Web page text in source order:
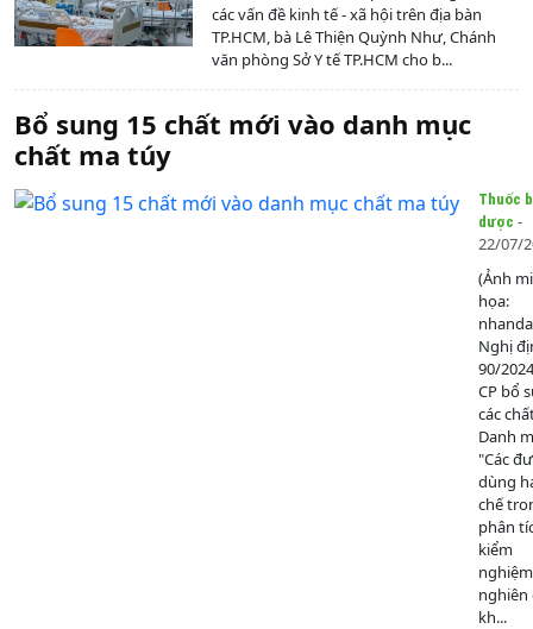
các vấn đề kinh tế - xã hội trên địa bàn
TP.HCM, bà Lê Thiện Quỳnh Như, Chánh
văn phòng Sở Y tế TP.HCM cho b...
Bổ sung 15 chất mới vào danh mục
chất ma túy
Thuốc
dược -
22/07/
(Ảnh
họa:
Nghị
90/
CP bổ
các
Danh
"Các
dùng
chế
phân
kiểm
nghiên
kh...